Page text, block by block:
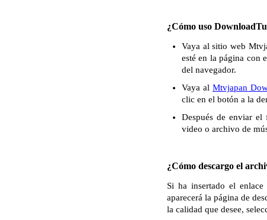
¿Cómo uso
Vaya al sitio web
esté en la página con
del navegador.
Vaya al Mtvjapan
clic en el botón a la
Después de enviar el
video o archivo de
¿Cómo descargo el
Si ha insertado el
aparecerá la página de
la calidad que desee,